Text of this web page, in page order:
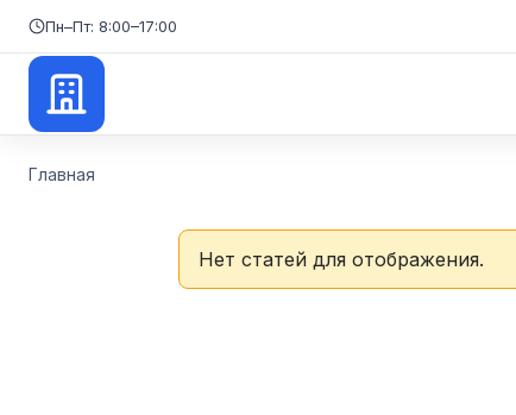
Пн–Пт: 8:00–17:00
Главная
Нет статей для отображения.